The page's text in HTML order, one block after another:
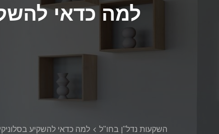
למה כדאי
השקעות נדל"ן בחו"ל למה כדאי להשקיע